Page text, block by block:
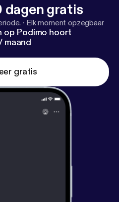
dagen gratis
· Elk moment opzegbaar
op Podimo hoort
maand
gratis